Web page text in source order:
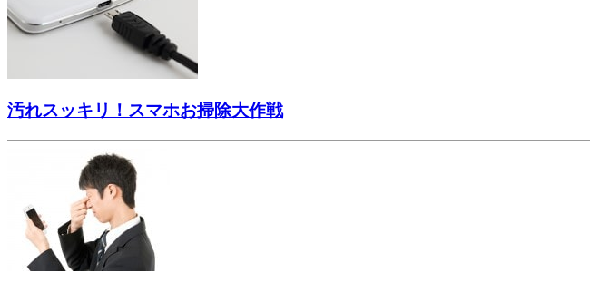
汚れスッキリ！スマホお掃除大作戦